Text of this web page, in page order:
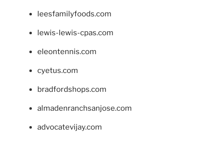
leesfamilyfoods.com
lewis-lewis-cpas.com
eleontennis.com
cyetus.com
bradfordshops.com
almadenranchsanjose.com
advocatevijay.com